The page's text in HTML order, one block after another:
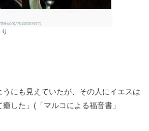
にも見えていたが、その人にイエスは
した」(「マルコによる福音書」